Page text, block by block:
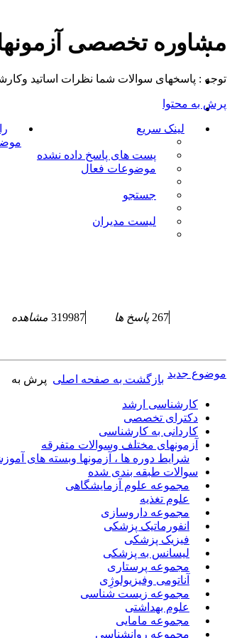
مشاوره تخصصی
توجه : پاسخهای سوالات شما نظرات اساتید
پرش به محتوا
لینک سریع
پست های پاسخ داده نشده
موضوعات فعال
جستجو
لیست مدیران
267 پاسخ ها 319987 مشاهده
موضوع جدید بازگشت به صفحه اصلی پرش به
کارشناسی ارشد
دکترای تخصصی
کاردانی به کارشناسی
آزمونهای مختلف وسوالات متفرقه
شرایط دوره ها ، آزمونها وبسته های
سوالات طبقه بندی شده
مجموعه علوم آزمایشگاهی
علوم تغذیه
مجموعه داروسازی
انفورماتیک پزشکی
فیزیک پزشکی
لیسانس به پزشکی
مجموعه پرستاری
آناتومی وفیزیولوژِی
مجموعه زیست شناسی
علوم بهداشتی
مجموعه مامایی
مجموعه روانشناسی